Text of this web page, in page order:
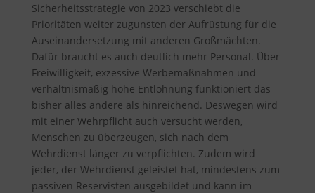
Sicherheitsstrategie von 2023 verschiebt die
Prioritäten weiter zugunsten der Aufrüstung für die
Auseinandersetzung mit anderen Großmächten.
Dafür braucht es auch deutlich mehr Personal. Über
Freiwilligkeit, exzessive Werbemaßnahmen und
verhältnismäßig hohe Entlohnung funktioniert das
bisher alles andere als hinreichend. Deswegen wird
mit einer Wehrpflicht auch versucht werden,
Menschen zu überzeugen, sich nach dem
Wehrdienst länger zu verpflichten. Zudem wird
jeder, der Wehrdienst geleistet hat, mindestens zum
passiven Reservisten ausgebildet und kann im